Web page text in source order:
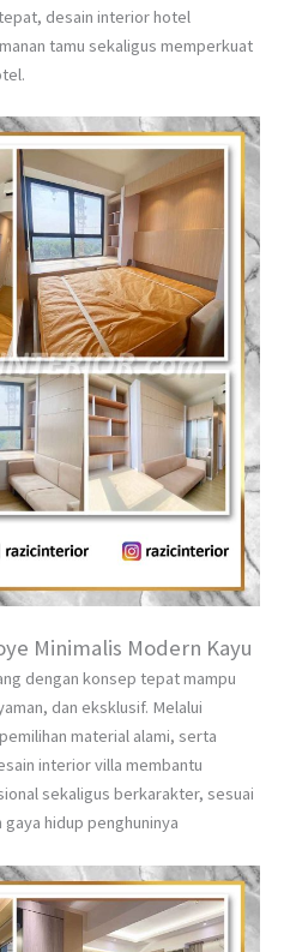
desain interior hotel
tamu sekaligus memperkuat
Minimalis Modern Kayu
dengan konsep tepat mampu
dan eksklusif. Melalui
material alami, serta
interior villa membantu
sekaligus berkarakter, sesuai
hidup penghuninya